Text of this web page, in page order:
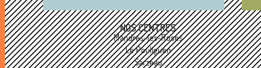
NOS CENTRES
Mandres-les-Roses
Le Pouliguen
Sarzeau